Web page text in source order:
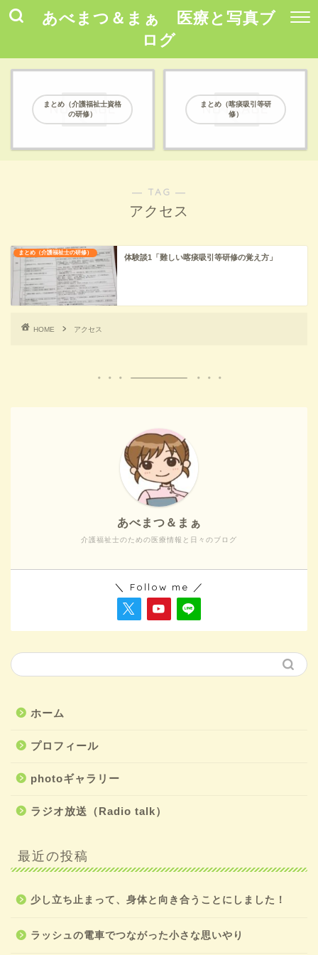
あべまつ＆まぁ 医療と写真ブ
ログ
まとめ（介護福祉士資格
の研修）
まとめ（喀痰吸引等研
修）
― TAG ―
アクセス
まとめ（介護福祉士の研修）
体験談1「難しい喀痰吸引等研修の覚え方」
HOME アクセス
介護福祉士のための医療情報と日々のブログ
あべまつ＆まぁ
＼ Follow me ／
ホーム
プロフィール
photoギャラリー
ラジオ放送（Radio talk）
最近の投稿
少し立ち止まって、身体と向き合うことにしました！
ラッシュの電車でつながった小さな思いやり